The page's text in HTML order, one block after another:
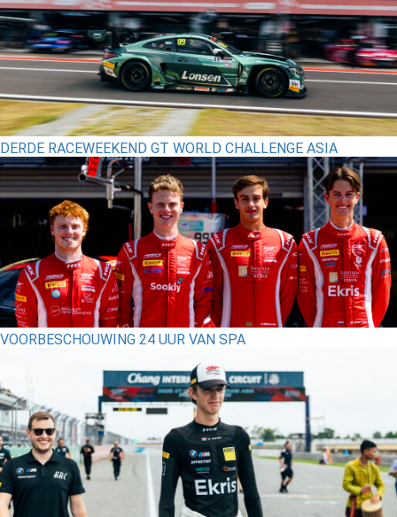
DERDE RACEWEEKEND GT WORLD CHALLENGE ASIA
VOORBESCHOUWING 24 UUR VAN SPA